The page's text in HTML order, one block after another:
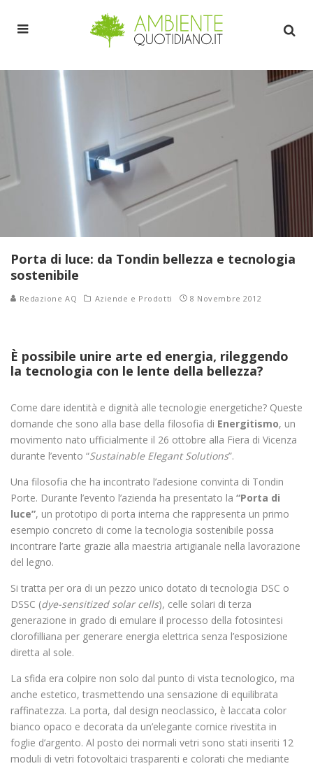
Porta di luce: da Tondin bellezza e tecnologia
sostenibile
Redazione AQ Aziende e Prodotti 8 Novembre 2012
È possibile unire arte ed energia, rileggendo
la tecnologia con le lente della bellezza?
Come dare identità e dignità alle tecnologie energetiche? Queste
domande che sono alla base della filosofia di Energitismo, un
movimento nato ufficialmente il 26 ottobre alla Fiera di Vicenza
durante l’evento “Sustainable Elegant Solutions”.
Una filosofia che ha incontrato l’adesione convinta di Tondin
Porte. Durante l’evento l’azienda ha presentato la “Porta di
luce”, un prototipo di porta interna che rappresenta un primo
esempio concreto di come la tecnologia sostenibile possa
incontrare l’arte grazie alla maestria artigianale nella lavorazione
del legno.
Si tratta per ora di un pezzo unico dotato di tecnologia DSC o
DSSC (dye-sensitized solar cells), celle solari di terza
generazione in grado di emulare il processo della fotosintesi
clorofilliana per generare energia elettrica senza l’esposizione
diretta al sole.
La sfida era colpire non solo dal punto di vista tecnologico, ma
anche estetico, trasmettendo una sensazione di equilibrata
raffinatezza. La porta, dal design neoclassico, è laccata color
bianco opaco e decorata da un’elegante cornice rivestita in
foglie d’argento. Al posto dei normali vetri sono stati inseriti 12
moduli di vetri fotovoltaici trasparenti e colorati che mediante